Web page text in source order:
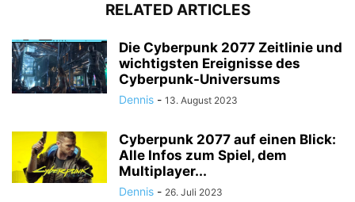
RELATED ARTICLES
Die Cyberpunk 2077 Zeitlinie und
wichtigsten Ereignisse des
Cyberpunk-Universums
Dennis - 13. August 2023
Cyberpunk 2077 auf einen Blick:
Alle Infos zum Spiel, dem
Multiplayer...
Dennis - 26. Juli 2023